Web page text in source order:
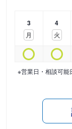
3
月
4
火
※営業日・相談可能